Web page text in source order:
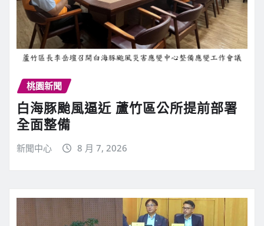
桃園新聞
白海豚颱風逼近 蘆竹區公所提前部署
全面整備
新聞中心 8 月 7, 2026